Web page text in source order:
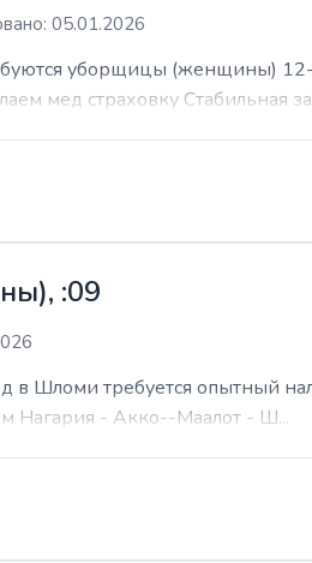
05.01.2026
уборщицы (женщины)
мед страховку Стабильная
:09
в Шломи требуется опытный
Нагария - Акко--Маалот - Ш...